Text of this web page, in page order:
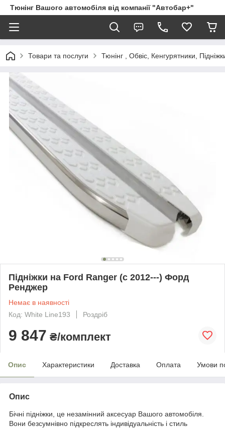
Тюнінг Вашого автомобіля від компанії "Автобар+"
Товари та послуги Тюнінг , Обвіс, Кенгурятники,
Підніжки на Ford Ranger (c 2012---) Форд
Ренджер
Немає в наявності
Код: White Line193
Роздріб
9 847 ₴/комплект
Опис Характеристики Доставка Оплата Умови
Опис
Бічні підніжки, це незамінний аксесуар Вашого автомобіля.
Вони безсумнівно підкреслять індивідуальність і стиль